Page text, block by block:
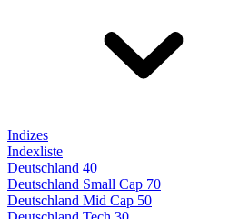
Indizes
Indexliste
Deutschland 40
Deutschland Small Cap 70
Deutschland Mid Cap 50